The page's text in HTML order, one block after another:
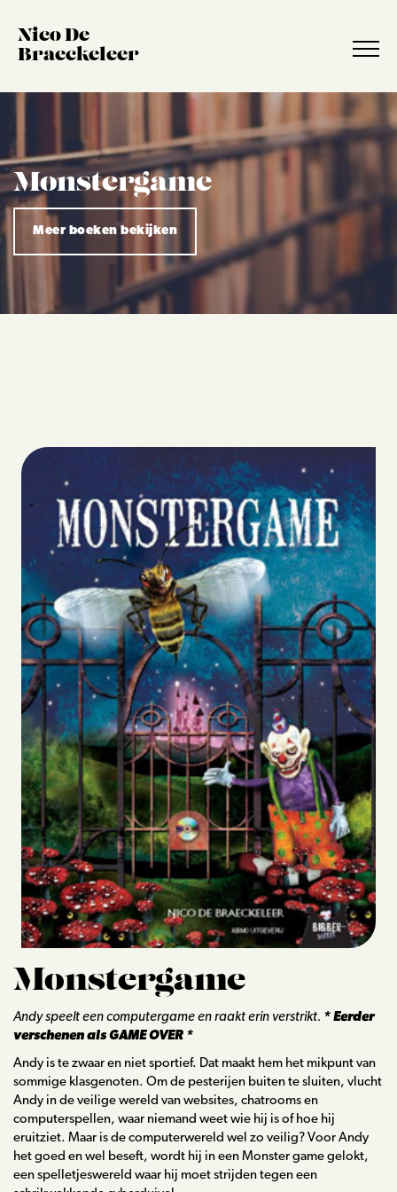
Nico De
Braeckeleer
Biografie
Boeken
Strips
Scenario’s
Webshop
Lezingen
Blog
Contact
Monstergame
Meer boeken bekijken
Monstergame
Andy speelt een computergame en raakt erin verstrikt. * Eerder
verschenen als GAME OVER *
Andy is te zwaar en niet sportief. Dat maakt hem het mikpunt van
sommige klasgenoten. Om de pesterijen buiten te sluiten, vlucht
Andy in de veilige wereld van websites, chatrooms en
computerspellen, waar niemand weet wie hij is of hoe hij
eruitziet. Maar is de computerwereld wel zo veilig? Voor Andy
het goed en wel beseft, wordt hij in een Monster game gelokt,
een spelletjeswereld waar hij moet strijden tegen een